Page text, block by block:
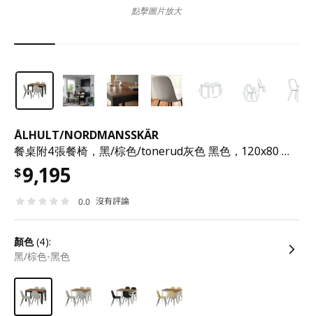
ÅLHULT/NORDMANSSKÄR
餐桌附4張餐椅，黑/棕色/tonerud灰色 黑色，120x80 公分
$9,195
0.0 沒有評論
顏色(4):
黑/棕色-黑色
點擊圖片放大